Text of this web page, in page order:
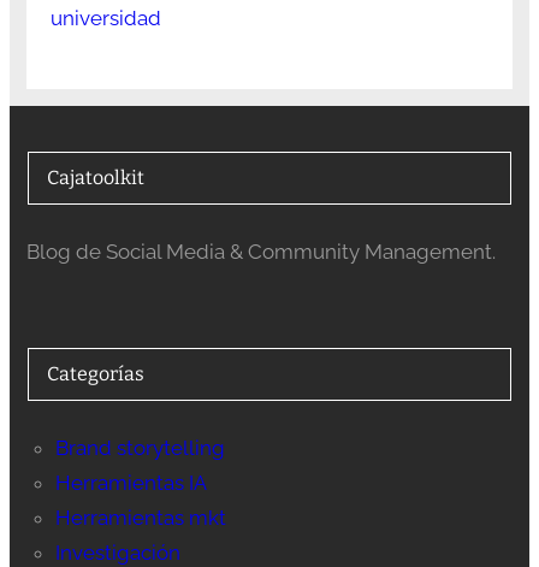
universidad
Cajatoolkit
Blog de Social Media & Community Management.
Categorías
Brand storytelling
Herramientas IA
Herramientas mkt
Investigación